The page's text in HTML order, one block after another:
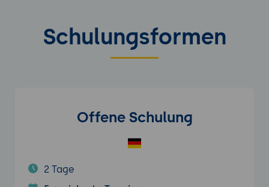
Schulungsformen
Offene Schulung
2 Tage